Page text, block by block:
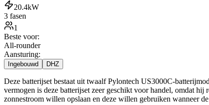
20.4kW
3 fasen
1
Beste voor:
All-rounder
Aansturing:
Ingebouwd DHZ
Deze batterijset bestaat uit twaalf Pylontech US3000C-
vermogen is deze batterijset zeer geschikt voor handel, omdat
zonnestroom willen opslaan en deze willen gebruiken wanneer